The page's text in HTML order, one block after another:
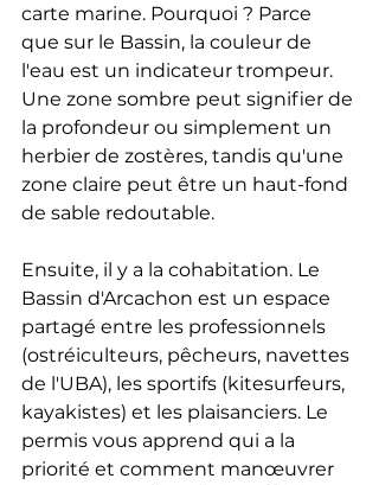
carte marine. Pourquoi ? Parce
que sur le Bassin, la couleur de
l'eau est un indicateur trompeur.
Une zone sombre peut signifier de
la profondeur ou simplement un
herbier de zostères, tandis qu'une
zone claire peut être un haut-fond
de sable redoutable.
Ensuite, il y a la cohabitation. Le
Bassin d'Arcachon est un espace
partagé entre les professionnels
(ostréiculteurs, pêcheurs, navettes
de l'UBA), les sportifs (kitesurfeurs,
kayakistes) et les plaisanciers. Le
permis vous apprend qui a la
priorité et comment manœuvrer